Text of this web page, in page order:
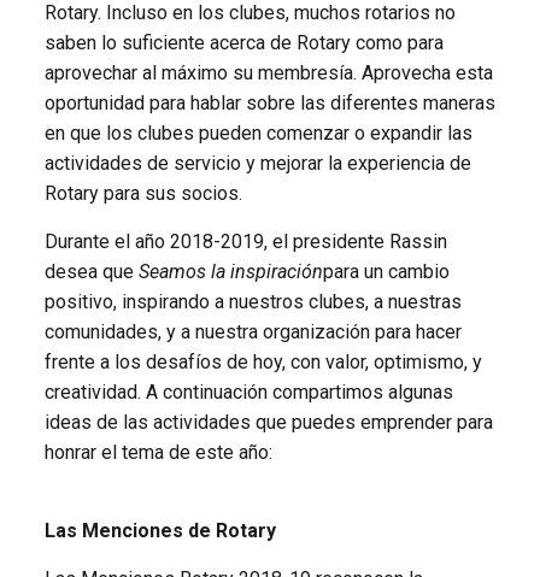
Rotary. Incluso en los clubes, muchos rotarios no
saben lo suficiente acerca de Rotary como para
aprovechar al máximo su membresía. Aprovecha esta
oportunidad para hablar sobre las diferentes maneras
en que los clubes pueden comenzar o expandir las
actividades de servicio y mejorar la experiencia de
Rotary para sus socios.
Durante el año 2018-2019, el presidente Rassin
desea que Seamos la inspiraciónpara un cambio
positivo, inspirando a nuestros clubes, a nuestras
comunidades, y a nuestra organización para hacer
frente a los desafíos de hoy, con valor, optimismo, y
creatividad. A continuación compartimos algunas
ideas de las actividades que puedes emprender para
honrar el tema de este año:
Las Menciones de Rotary